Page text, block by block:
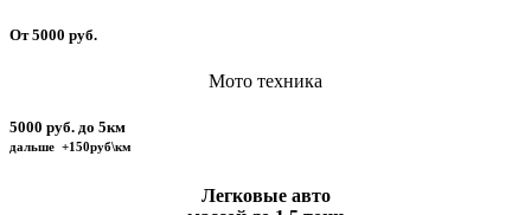
От 5000 руб.
Мото техника
5000 руб. до 5км
дальше +150руб\км
Легковые авто